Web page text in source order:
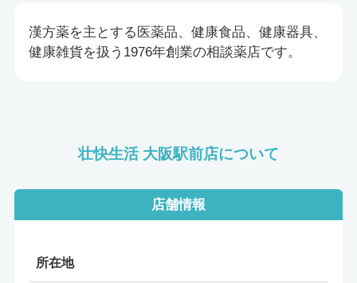
漢方薬を主とする医薬品、健康食品、健康器具、
健康雑貨を扱う1976年創業の相談薬店です。
壮快生活 大阪駅前店について
店舗情報
所在地